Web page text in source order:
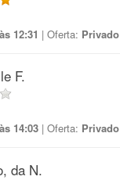
12:31 | Oferta: Privado
F.
14:03 | Oferta: Privado
da N.